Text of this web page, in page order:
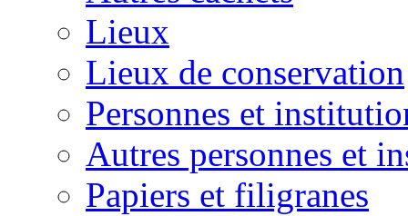
Lieux
Lieux de conservation
Personnes et
Autres personnes et
Papiers et filigranes